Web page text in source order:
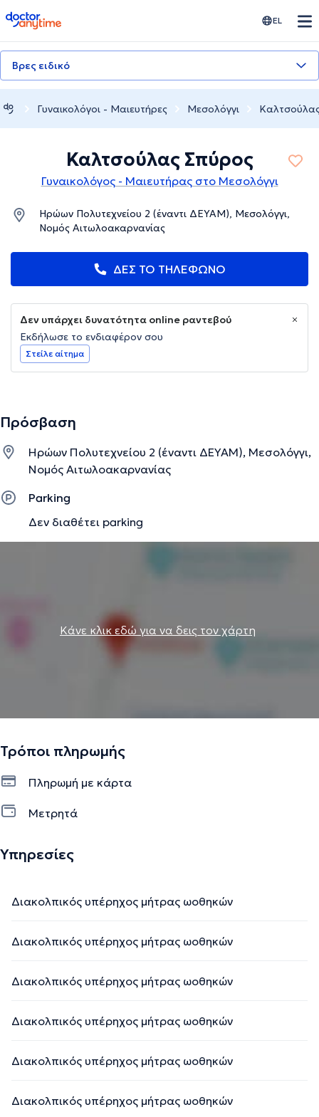
doctoranytime EL
Βρες ειδικό
Γυναικολόγοι - Μαιευτήρες Μεσολόγγι
Καλτσούλας Σπύρος
Γυναικολόγος - Μαιευτήρας στο Μεσολόγγι
Ηρώων Πολυτεχνείου 2 (έναντι ΔΕΥΑΜ), Μεσολόγγι,
Νομός Αιτωλοακαρνανίας
ΔΕΣ ΤΟ ΤΗΛΕΦΩΝΟ
Δεν υπάρχει δυνατότητα online ραντεβού
Εκδήλωσε το ενδιαφέρον σου
Στείλε αίτημα
Πρόσβαση
Ηρώων Πολυτεχνείου 2 (έναντι ΔΕΥΑΜ), Μεσολόγγι,
Νομός Αιτωλοακαρνανίας
Parking
Δεν διαθέτει parking
Κάνε κλικ εδώ για να δεις τον χάρτη
Τρόποι πληρωμής
Πληρωμή με κάρτα
Μετρητά
Υπηρεσίες
Διακολπικός υπέρηχος μήτρας ωοθηκών
Διακολπικός υπέρηχος μήτρας ωοθηκών
Διακολπικός υπέρηχος μήτρας ωοθηκών
Διακολπικός υπέρηχος μήτρας ωοθηκών
Διακολπικός υπέρηχος μήτρας ωοθηκών
Διακολπικός υπέρηχος μήτρας ωοθηκών